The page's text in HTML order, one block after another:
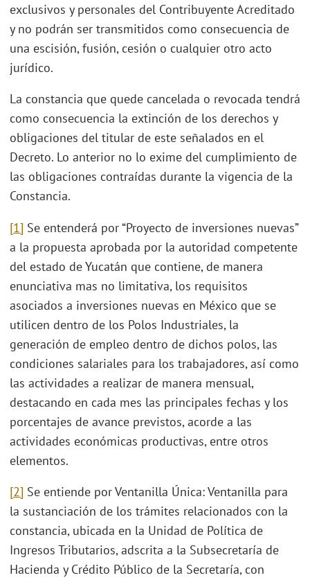
exclusivos y personales del Contribuyente Acreditado
y no podrán ser transmitidos como consecuencia de
una escisión, fusión, cesión o cualquier otro acto
jurídico.
La constancia que quede cancelada o revocada tendrá
como consecuencia la extinción de los derechos y
obligaciones del titular de este señalados en el
Decreto. Lo anterior no lo exime del cumplimiento de
las obligaciones contraídas durante la vigencia de la
Constancia.
[1] Se entenderá por “Proyecto de inversiones nuevas”
a la propuesta aprobada por la autoridad competente
del estado de Yucatán que contiene, de manera
enunciativa mas no limitativa, los requisitos
asociados a inversiones nuevas en México que se
utilicen dentro de los Polos Industriales, la
generación de empleo dentro de dichos polos, las
condiciones salariales para los trabajadores, así como
las actividades a realizar de manera mensual,
destacando en cada mes las principales fechas y los
porcentajes de avance previstos, acorde a las
actividades económicas productivas, entre otros
elementos.
[2] Se entiende por Ventanilla Única: Ventanilla para
la sustanciación de los trámites relacionados con la
constancia, ubicada en la Unidad de Política de
Ingresos Tributarios, adscrita a la Subsecretaría de
Hacienda y Crédito Público de la Secretaría, con